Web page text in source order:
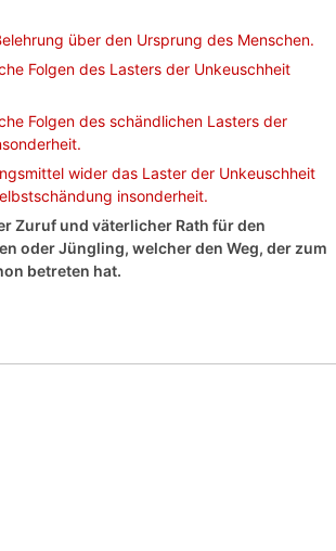
über den Ursprung des Menschen.
Folgen des Lasters der Unkeuschheit
Folgen des schändlichen Lasters der
wider das Laster der Unkeuschheit
insonderheit.
Zuruf und väterlicher Rath für den
oder Jüngling, welcher den Weg, der zum
betreten hat.